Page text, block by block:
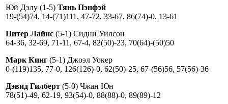
Юй Дэлу (1-5) Тянь Пэнфэй
19-(54)74, 14-(71)111, 47-72, 33-67, 86(74)-0, 13-61
Питер Лайнс (5-1) Сидни Уилсон
64-36, 32-69, 71-11, 67-4, 82(50)-23, 70(64)-(50)50
Марк Кинг (5-1) Джоэл Уокер
0-(119)135, 77-0, 126(126)-0, 62(50)-25, 67-(56)56, 57(56)-36
Дэвид Гилберт (5-0) Чжан Юн
78(51)-49, 62-19, 93(54)-0, 88(88)-0, 89(89)-12